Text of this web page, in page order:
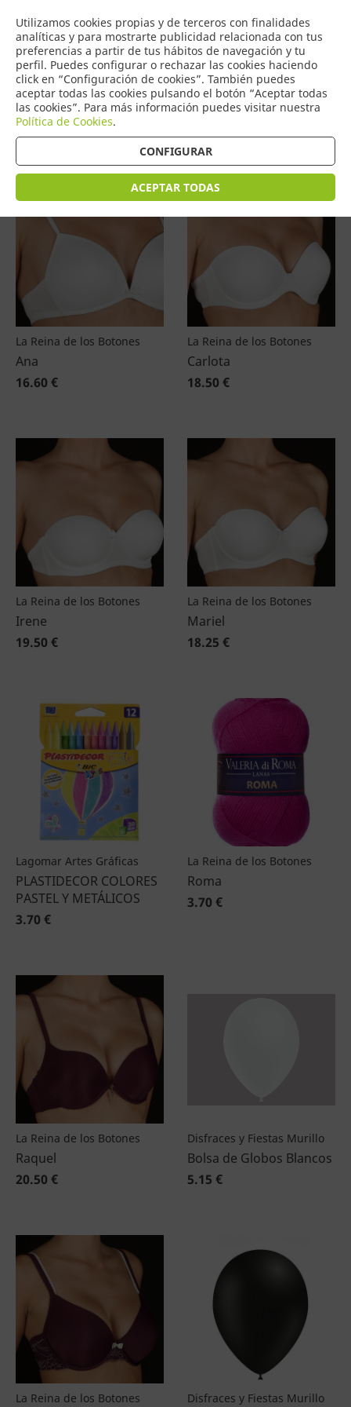
Utilizamos cookies propias y de terceros con finalidades
analíticas y para mostrarte publicidad relacionada con tus
preferencias a partir de tus hábitos de navegación y tu
perfil. Puedes configurar o rechazar las cookies haciendo
click en “Configuración de cookies”. También puedes
aceptar todas las cookies pulsando el botón “Aceptar todas
las cookies”. Para más información puedes visitar nuestra
Política de Cookies.
CONFIGURAR
ACEPTAR TODAS
0
COMERCIO
DE TORRIJOS
Productos (4577)
Ordenar por precio
La Reina de los Botones
Ana
16.60 €
La Reina de los Botones
Carlota
18.50 €
La Reina de los Botones
Irene
19.50 €
La Reina de los Botones
Mariel
18.25 €
Lagomar Artes Gráficas
PLASTIDECOR COLORES
PASTEL Y METÁLICOS
3.70 €
La Reina de los Botones
Roma
3.70 €
La Reina de los Botones
Raquel
20.50 €
Disfraces y Fiestas Murillo
Bolsa de Globos Blancos
5.15 €
La Reina de los Botones Disfraces y Fiestas Murillo